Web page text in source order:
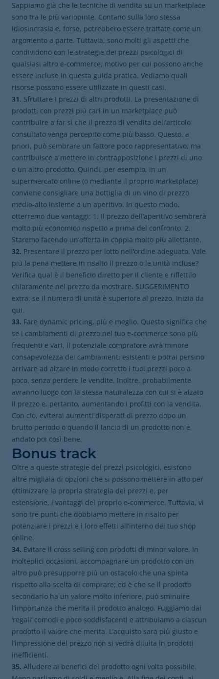
Sappiamo già che le tecniche di vendita su un marketplace
sono tra le più variopinte. Contano sulla loro stessa
idiosincrasia e, forse, potrebbero essere trattate come un
argomento a parte. Tuttavia, sono molti gli aspetti che
condividono con le strategie dei prezzi psicologici di
qualsiasi altro e-commerce, motivo per cui possono anche
essere incluse in questa guida pratica. Vediamo quali
risorse possono essere utilizzate in questi casi.
31. Sfruttare i prezzi di altri prodotti. La presentazione di
prodotti con prezzi più cari in un marketplace può
contribuire a far sì che il prezzo di vendita dell’articolo
consultato venga percepito come più basso. Questo, a
priori, può sembrare un fattore poco rappresentativo, ma
contribuisce a mettere in contrapposizione i prezzi di uno
o un altro prodotto. Quindi, per esempio, in un
supermercato online (o mediante il proprio marketplace)
conviene consigliare una bottiglia di un vino di prezzo
medio-alto insieme a un aperitivo. In questo modo,
otterremo due vantaggi: 1. Il prezzo dell’aperitivo sembrerà
molto più economico rispetto a prima del confronto. 2.
Staremo facendo un’offerta in coppia molto più allettante.
32. Presentare il prezzo per lotto nell’ordine adeguato. Vale
più la pena mettere in risalto il prezzo o le unità incluse?
Verifica qual è il beneficio diretto per il cliente e riflettilo
chiaramente nel prezzo da mostrare. SUGGERIMENTO
extra: se il numero di unità è superiore al prezzo, inizia da
qui.
33. Fare dynamic pricing, più e meglio. Questo significa che
se i cambiamenti di prezzo nel tuo e-commerce sono più
frequenti e vari, il potenziale compratore avrà minore
consapevolezza dei cambiamenti esistenti e potrai persino
arrivare ad alzare in modo corretto i tuoi prezzi poco a
poco, senza perdere le vendite. Inoltre, probabilmente
avranno luogo con la stessa naturalezza con cui si è alzato
il prezzo e, pertanto, aumentando i profitti con la vendita.
Con ciò, eviterai aumenti disperati di prezzo dopo un
brutto periodo o quando il lancio di un prodotto non è
andato poi così bene.
Bonus track
Oltre a queste strategie dei prezzi psicologici, esistono
altre migliaia di opzioni che si possono mettere in atto per
ottimizzare la propria strategia dei prezzi e, per
estensione, i vantaggi del proprio e-commerce. Tuttavia, vi
sono tre punti che dobbiamo mettere in risalto per
potenziare i prezzi e i loro effetti all’interno del tuo shop
online.
34. Evitare il cross selling con prodotti di minor valore. In
molteplici occasioni, accompagnare un prodotto con un
altro può presupporre più un ostacolo che una spinta
rispetto alla scelta di comprare; ed è che se il prodotto
secondario ha un valore molto inferiore, può sminuire
l’importanza che merita il prodotto analogo. Fuggiamo dai
‘regali’ comodi e poco soddisfacenti e attribuiamo a ciascun
prodotto il valore che merita. L’acquisto sarà più giusto e
l’impressione del prezzo non si vedrà diluita in prodotti
inefficienti.
35. Alludere ai benefici del prodotto ogni volta possibile.